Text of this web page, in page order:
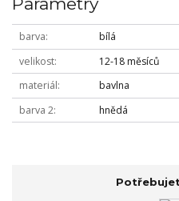
barva
bílá
velikost
12-18 měsíců
materiál
bavlna
barva 2
hnědá